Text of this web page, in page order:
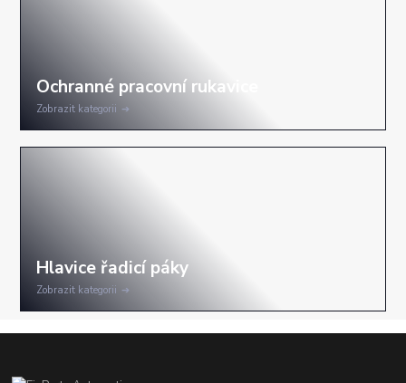
Zobrazit kategorii
Zobrazit kategorii